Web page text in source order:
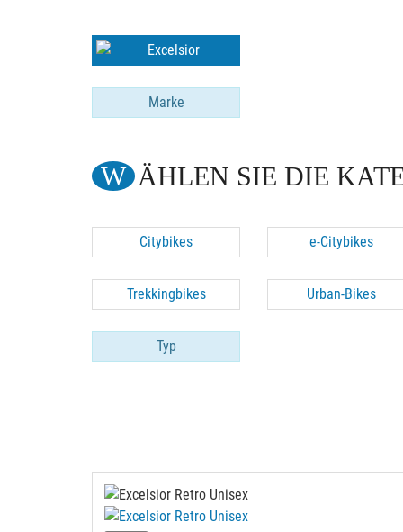
Marke
WÄHLEN SIE DIE
Citybikes e-Citybikes
Trekkingbikes Urban-Bikes
Typ